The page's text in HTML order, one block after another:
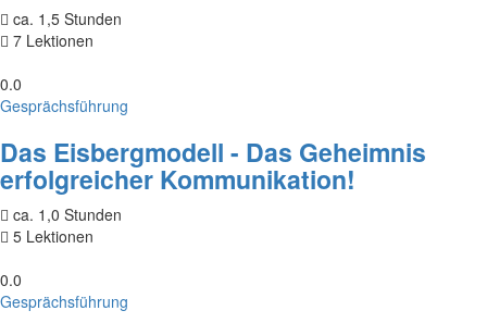
ca. 1,5 Stunden
7 Lektionen
0.0
Gesprächsführung
Das Eisbergmodell - Das Geheimnis
erfolgreicher Kommunikation!
ca. 1,0 Stunden
5 Lektionen
0.0
Gesprächsführung